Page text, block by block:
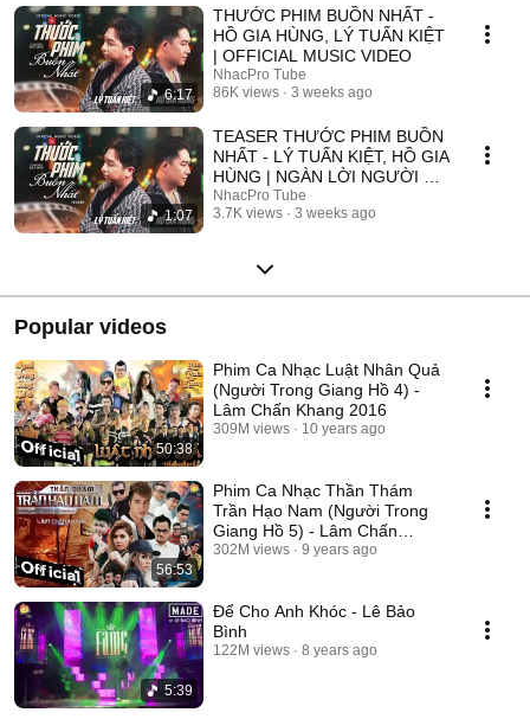
6:17
THƯỚC PHIM BUỒN NHẤT -
HỒ GIA HÙNG, LÝ TUẤN KIỆT
| OFFICIAL MUSIC VIDEO
NhacPro Tube
86K views
3 weeks ago
1:07
TEASER THƯỚC PHIM BUỒN
NHẤT - LÝ TUẤN KIỆT, HỒ GIA
HÙNG | NGÀN LỜI NGƯỜI ĐÃ
NÓI KHÔNG SAI ....
NhacPro Tube
3.7K views
3 weeks ago
Popular videos
50:38
Phim Ca Nhạc Luật Nhân Quả
(Người Trong Giang Hồ 4) -
Lâm Chấn Khang 2016
309M views 10 years ago
56:53
Phim Ca Nhạc Thần Thám
Trần Hạo Nam (Người Trong
Giang Hồ 5) - Lâm Chấn
Khang 2017
302M views 9 years ago
5:39
Để Cho Anh Khóc - Lê Bảo
Bình
122M views 8 years ago